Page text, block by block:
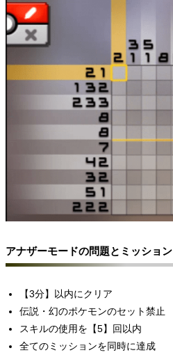
アナザーモードの問題とミッション
【3分】以内にクリア
伝説・幻のポケモンのセット禁止
スキルの使用を【5】回以内
全てのミッションを同時に達成